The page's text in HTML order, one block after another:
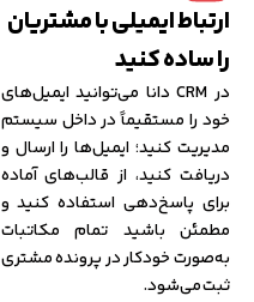
ارتباط ایمیلی با مشتریان
را ساده کنید
در CRM دانا می‌توانید ایمیل‌های
خود را مستقیماً در داخل سیستم
مدیریت کنید؛ ایمیل‌ها را ارسال و
دریافت کنید، از قالب‌های آماده
برای پاسخ‌دهی استفاده کنید و
مطمئن باشید تمام مکاتبات
به‌صورت خودکار در پرونده مشتری
ثبت می‌شود.